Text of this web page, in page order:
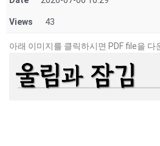
Views 43
아래 이미지를 클릭하시면 PDF file을